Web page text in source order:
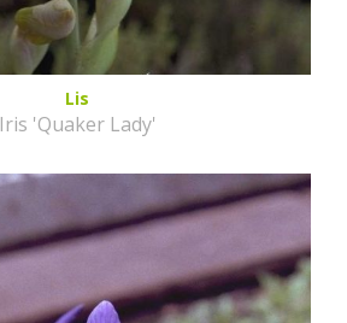
Lis
Iris 'Quaker Lady'